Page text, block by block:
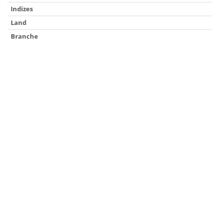
Indizes
Land
Branche